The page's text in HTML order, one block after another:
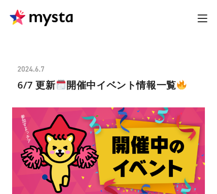
2024.6.7
6/7 更新 開催中イベント情報一覧